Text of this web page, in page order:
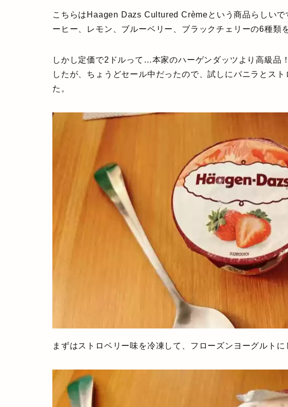
こちらはHaagen Dazs Cultured Crèmeという商品らしいで
ーヒー、レモン、ブルーベリー、ブラックチェリーの6種類
しかし定価で2ドルって…本家のハーゲンダッツより高級品
したが、ちょうどセール中だったので、試しにバニラとス
た。
まずはストロベリー味を冷凍して、フローズンヨーグルト